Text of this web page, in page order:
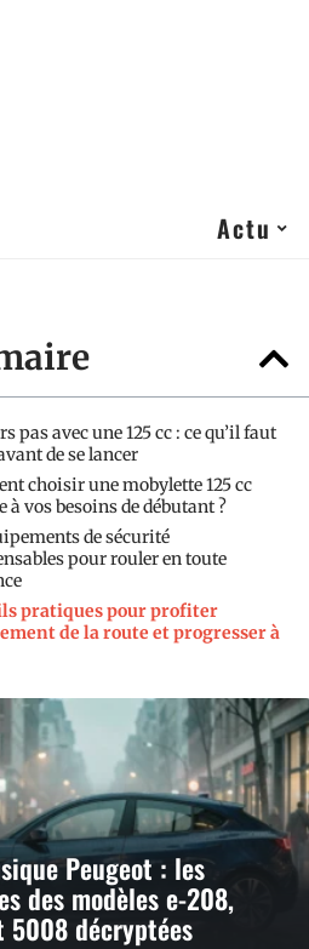
Actu
pas avec une 125 cc : ce qu’il faut
de se lancer
choisir une mobylette 125 cc
à vos besoins de débutant ?
de sécurité
pour rouler en toute
pratiques pour profiter
de la route et progresser à
Peugeot : les
des modèles e-208,
5008 décryptées